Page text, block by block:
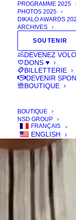
PROGRAMME 2025
PHOTOS 2025
DIKALO AWARDS
ARCHIVES
SOUTENIR
DEVENEZ
DONS ♥
BILLETTERIE
DEVENIR
BOUTIQUE
BOUTIQUE
NSD GROUP
FRANÇAIS
ENGLISH